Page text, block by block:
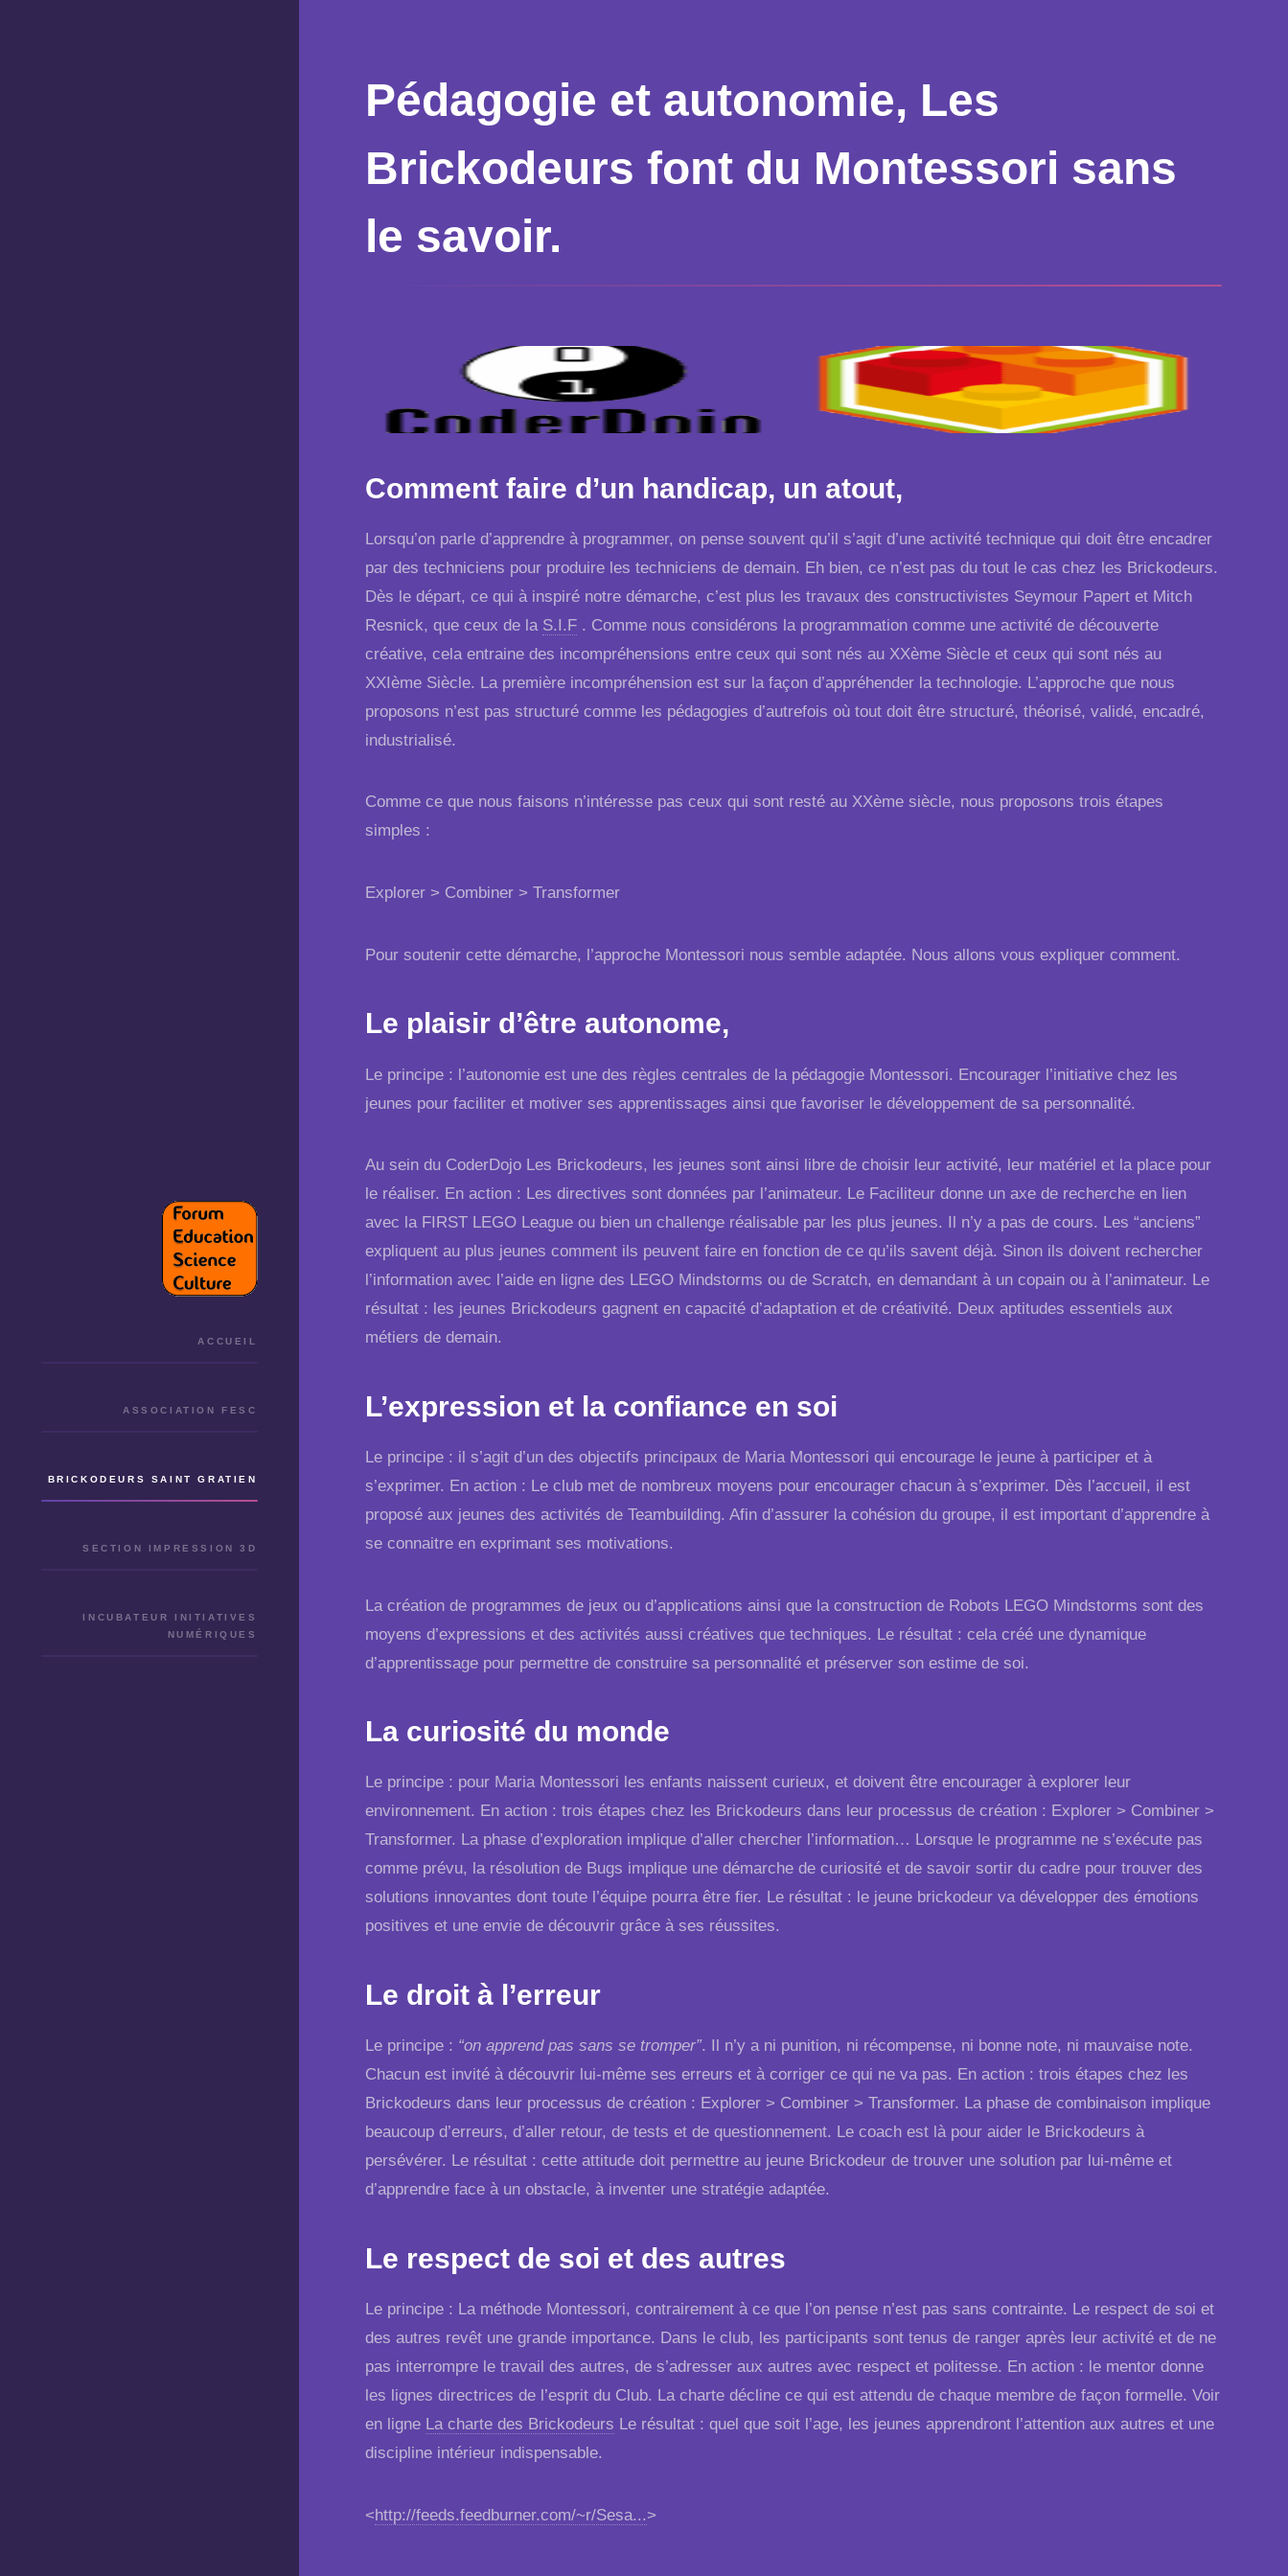
ACCUEIL
ASSOCIATION FESC
BRICKODEURS SAINT GRATIEN
SECTION IMPRESSION 3D
INCUBATEUR INITIATIVES
NUMÉRIQUES
Pédagogie et autonomie, Les
Brickodeurs font du Montessori sans
le savoir.
Comment faire d’un handicap, un atout,
Lorsqu’on parle d’apprendre à programmer, on pense souvent qu’il s’agit d’une activité technique qui doit être encadrer
par des techniciens pour produire les techniciens de demain. Eh bien, ce n’est pas du tout le cas chez les Brickodeurs.
Dès le départ, ce qui à inspiré notre démarche, c’est plus les travaux des constructivistes Seymour Papert et Mitch
Resnick, que ceux de la S.I.F . Comme nous considérons la programmation comme une activité de découverte
créative, cela entraine des incompréhensions entre ceux qui sont nés au XXème Siècle et ceux qui sont nés au
XXIème Siècle. La première incompréhension est sur la façon d’appréhender la technologie. L’approche que nous
proposons n’est pas structuré comme les pédagogies d’autrefois où tout doit être structuré, théorisé, validé, encadré,
industrialisé.
Comme ce que nous faisons n’intéresse pas ceux qui sont resté au XXème siècle, nous proposons trois étapes
simples :
Explorer > Combiner > Transformer
Pour soutenir cette démarche, l’approche Montessori nous semble adaptée. Nous allons vous expliquer comment.
Le plaisir d’être autonome,
Le principe : l’autonomie est une des règles centrales de la pédagogie Montessori. Encourager l’initiative chez les
jeunes pour faciliter et motiver ses apprentissages ainsi que favoriser le développement de sa personnalité.
Au sein du CoderDojo Les Brickodeurs, les jeunes sont ainsi libre de choisir leur activité, leur matériel et la place pour
le réaliser. En action : Les directives sont données par l’animateur. Le Faciliteur donne un axe de recherche en lien
avec la FIRST LEGO League ou bien un challenge réalisable par les plus jeunes. Il n’y a pas de cours. Les “anciens”
expliquent au plus jeunes comment ils peuvent faire en fonction de ce qu’ils savent déjà. Sinon ils doivent rechercher
l’information avec l’aide en ligne des LEGO Mindstorms ou de Scratch, en demandant à un copain ou à l’animateur. Le
résultat : les jeunes Brickodeurs gagnent en capacité d’adaptation et de créativité. Deux aptitudes essentiels aux
métiers de demain.
L’expression et la confiance en soi
Le principe : il s’agit d’un des objectifs principaux de Maria Montessori qui encourage le jeune à participer et à
s’exprimer. En action : Le club met de nombreux moyens pour encourager chacun à s’exprimer. Dès l’accueil, il est
proposé aux jeunes des activités de Teambuilding. Afin d’assurer la cohésion du groupe, il est important d’apprendre à
se connaitre en exprimant ses motivations.
La création de programmes de jeux ou d’applications ainsi que la construction de Robots LEGO Mindstorms sont des
moyens d’expressions et des activités aussi créatives que techniques. Le résultat : cela créé une dynamique
d’apprentissage pour permettre de construire sa personnalité et préserver son estime de soi.
La curiosité du monde
Le principe : pour Maria Montessori les enfants naissent curieux, et doivent être encourager à explorer leur
environnement. En action : trois étapes chez les Brickodeurs dans leur processus de création : Explorer > Combiner >
Transformer. La phase d’exploration implique d’aller chercher l’information… Lorsque le programme ne s’exécute pas
comme prévu, la résolution de Bugs implique une démarche de curiosité et de savoir sortir du cadre pour trouver des
solutions innovantes dont toute l’équipe pourra être fier. Le résultat : le jeune brickodeur va développer des émotions
positives et une envie de découvrir grâce à ses réussites.
Le droit à l’erreur
Le principe : “on apprend pas sans se tromper”. Il n’y a ni punition, ni récompense, ni bonne note, ni mauvaise note.
Chacun est invité à découvrir lui-même ses erreurs et à corriger ce qui ne va pas. En action : trois étapes chez les
Brickodeurs dans leur processus de création : Explorer > Combiner > Transformer. La phase de combinaison implique
beaucoup d’erreurs, d’aller retour, de tests et de questionnement. Le coach est là pour aider le Brickodeurs à
persévérer. Le résultat : cette attitude doit permettre au jeune Brickodeur de trouver une solution par lui-même et
d’apprendre face à un obstacle, à inventer une stratégie adaptée.
Le respect de soi et des autres
Le principe : La méthode Montessori, contrairement à ce que l’on pense n’est pas sans contrainte. Le respect de soi et
des autres revêt une grande importance. Dans le club, les participants sont tenus de ranger après leur activité et de ne
pas interrompre le travail des autres, de s’adresser aux autres avec respect et politesse. En action : le mentor donne
les lignes directrices de l’esprit du Club. La charte décline ce qui est attendu de chaque membre de façon formelle. Voir
en ligne La charte des Brickodeurs Le résultat : quel que soit l’age, les jeunes apprendront l’attention aux autres et une
discipline intérieur indispensable.
<http://feeds.feedburner.com/~r/Sesa...>